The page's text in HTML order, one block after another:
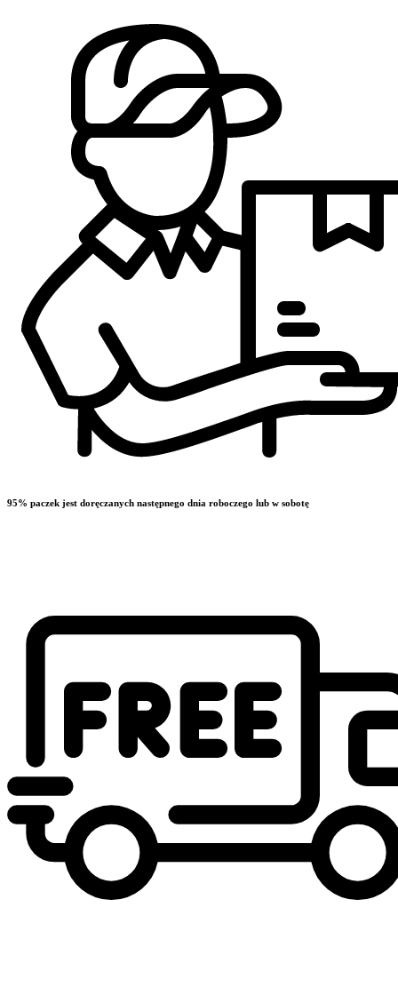
95% paczek jest doręczanych następnego dnia roboczego lub w sobotę